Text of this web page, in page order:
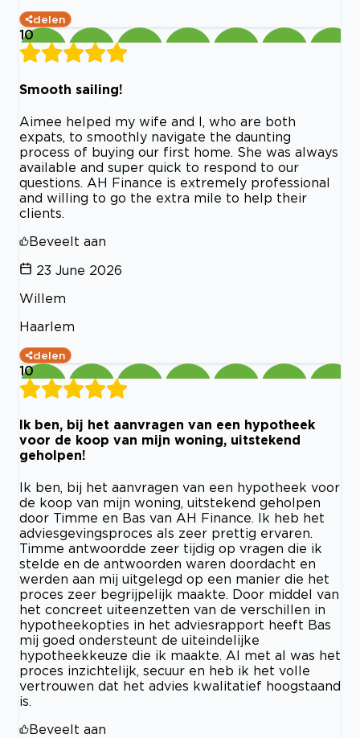
delen
10
Smooth sailing!
Aimee helped my wife and I, who are both
expats, to smoothly navigate the daunting
process of buying our first home. She was always
available and super quick to respond to our
questions. AH Finance is extremely professional
and willing to go the extra mile to help their
clients.
Beveelt aan
23 June 2026
Willem
Haarlem
delen
10
Ik ben, bij het aanvragen van een hypotheek
voor de koop van mijn woning, uitstekend
geholpen!
Ik ben, bij het aanvragen van een hypotheek voor
de koop van mijn woning, uitstekend geholpen
door Timme en Bas van AH Finance. Ik heb het
adviesgevingsproces als zeer prettig ervaren.
Timme antwoordde zeer tijdig op vragen die ik
stelde en de antwoorden waren doordacht en
werden aan mij uitgelegd op een manier die het
proces zeer begrijpelijk maakte. Door middel van
het concreet uiteenzetten van de verschillen in
hypotheekopties in het adviesrapport heeft Bas
mij goed ondersteunt de uiteindelijke
hypotheekkeuze die ik maakte. Al met al was het
proces inzichtelijk, secuur en heb ik het volle
vertrouwen dat het advies kwalitatief hoogstaand
is.
Beveelt aan